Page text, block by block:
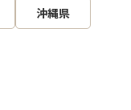
沖縄県